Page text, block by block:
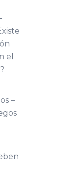
el
–